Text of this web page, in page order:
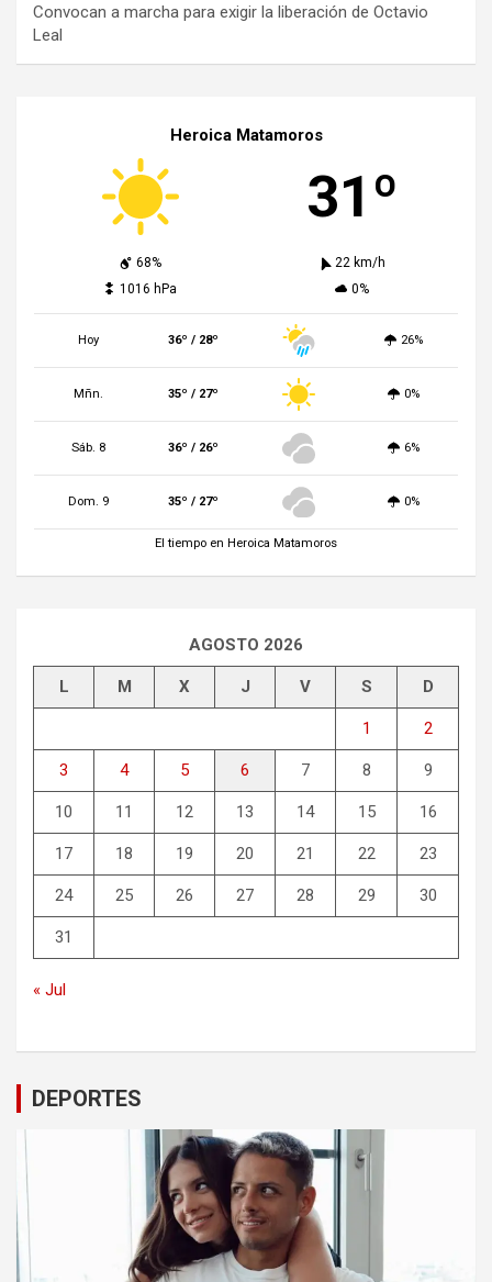
Convocan a marcha para exigir la liberación de Octavio
Leal
Heroica Matamoros
31º
68%
22 km/h
1016 hPa
0%
Hoy 36º / 28º 26%
Mñn. 35º / 27º 0%
Sáb. 8 36º / 26º 6%
Dom. 9 35º / 27º 0%
El tiempo en Heroica Matamoros
AGOSTO 2026
L M X J V S D
1 2
3 4 5 6 7 8 9
10 11 12 13 14 15 16
17 18 19 20 21 22 23
24 25 26 27 28 29 30
31
« Jul
DEPORTES